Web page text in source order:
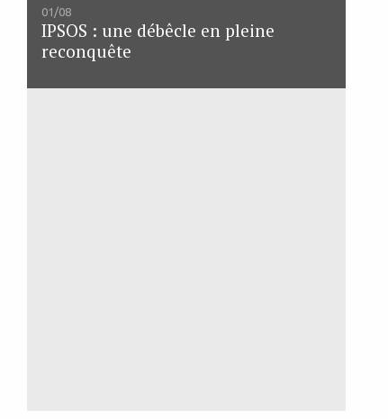
01/08
IPSOS : une débêcle en pleine
reconquête